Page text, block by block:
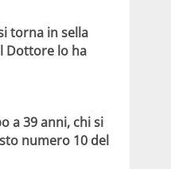
torna in sella
Dottore lo ha
a 39 anni, chi si
numero 10 del